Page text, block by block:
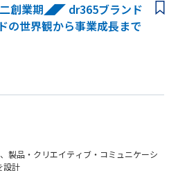
で、幅広い業務に携わることができる​
な経験を積み、成長することができる​
ることができる​
ファームでの業務経験を有する方
ロジェクトマネジメント経験を有する方​
解しやり切ることができる方​
配慮や謙虚さ、敬意を表することができ
に対応できる方​
てなく取り組むことができる方​
設的な思考ができる方​
、付加価値をのせて仕事を推進すること
創業期◢◤ dr365ブランド
の世界観から事業成長まで
製品・クリエイティブ・コミュニケーシ
設計